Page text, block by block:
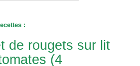
:
de rougets sur lit
(4